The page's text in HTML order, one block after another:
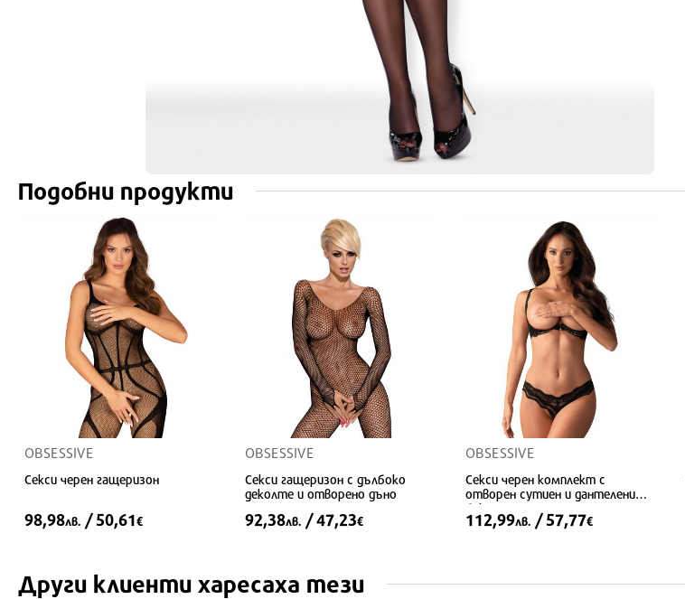
Подобни продукти
OBSESSIVE
Секси черен гащеризон
98,98лв. / 50,61€
OBSESSIVE
Секси гащеризон с дълбоко
деколте и отворено дъно
92,38лв. / 47,23€
OBSESSIVE
Секси черен комплект с
отворен сутиен и дантелени
бикини
112,99лв. / 57,77€
Други клиенти харесаха тези